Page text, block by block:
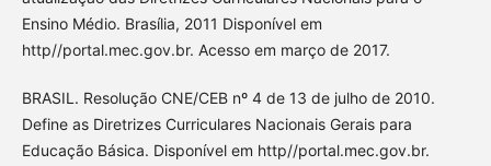
Ensino Médio. Brasília, 2011 Disponível em
http//portal.mec.gov.br. Acesso em março de 2017.
BRASIL. Resolução CNE/CEB nº 4 de 13 de julho de 2010.
Define as Diretrizes Curriculares Nacionais Gerais para
Educação Básica. Disponível em http//portal.mec.gov.br.